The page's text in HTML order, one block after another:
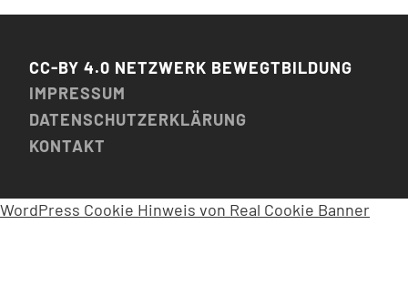
CC-BY 4.0 NETZWERK BEWEGTBILDUNG
IMPRESSUM
DATENSCHUTZERKLÄRUNG
KONTAKT
WordPress Cookie Hinweis von Real Cookie Banner